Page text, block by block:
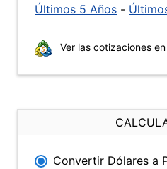
Últimos 5 Años -
Ver las cotizaciones en
Convertir Dólares a